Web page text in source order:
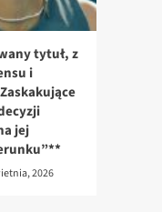
tytuł, z
i
jej
2026